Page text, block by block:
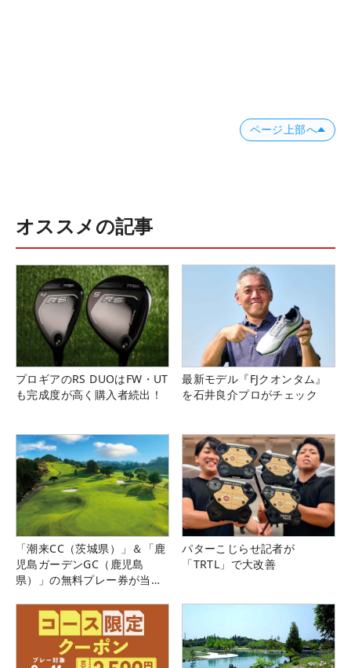
ページ上部へ
オススメの記事
プロギアのRS DUOはFW・UT
も完成度が高く購入者続出！
最新モデル『FJクオンタム』
を石井良介プロがチェック
「潮来CC（茨城県）」＆「鹿
児島ガーデンGC（鹿児島
県）」の無料プレー券が当た
パターこじらせ記者が
「TRTL」で大改善